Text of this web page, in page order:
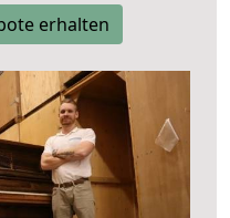
erhalten